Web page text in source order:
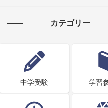
カテゴリー
中学受験 学習